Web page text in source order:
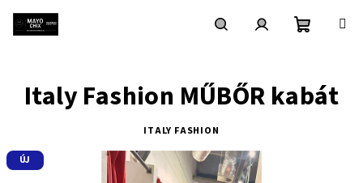
Italy Fashion MŰBŐR kabát
ITALY FASHION
ÚJ